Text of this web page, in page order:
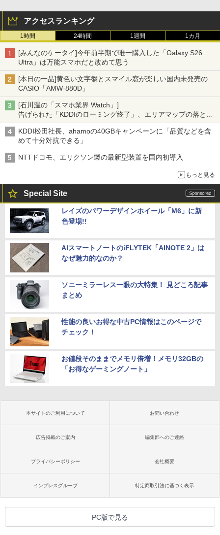
アクセスランキング
1時間 24時間 1週間 1カ月
[みんなのケータイ]今年前半期で唯一購入した「Galaxy S26
Ultra」は万能スマホだと改めて思う
[本日の一品]黄色い文字盤とスマイル窓が楽しい国内未発売の
CASIO「AMW-880D」
[石川温の「スマホ業界 Watch」]
告げられた「KDDIのローミング終了」、エリアマップの落とし
穴と楽天モバイルの課題
KDDI松田社長、ahamoの40GBキャンペーンに「品質などを含
めて十分対抗できる」
NTTドコモ、エリクソン製の最新型装置を国内初導入
もっと見る
Special Site
レイズのパワーデザインホイール「M6」に新
色登場!!
AIスマートノートのiFLYTEK「AINOTE 2」は
なぜ魅力的なのか？
ソニーミラーレス一眼の大特集！ 見どころ記事
まとめ
性能の良いお得な中古PC情報はこのページで
チェック！
お値段そのままでメモリ倍増！メモリ32GBの
「お得なゲーミングノート」
本サイトのご利用について お問い合わせ
広告掲載のご案内 編集部へのご連絡
プライバシーポリシー 会社概要
インプレスグループ 特定商取引法に基づく表示
PC版で見る